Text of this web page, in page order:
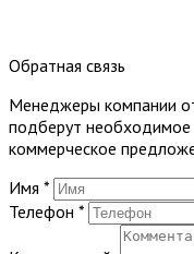
Обратная связь
Менеджеры компании
подберут
коммерческое
Имя *
Телефон *